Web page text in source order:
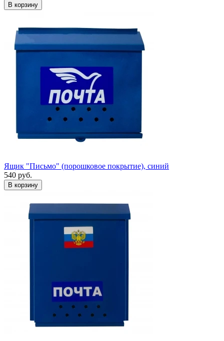
Ящик "Письмо" (порошковое покрытие), синий
540 руб.